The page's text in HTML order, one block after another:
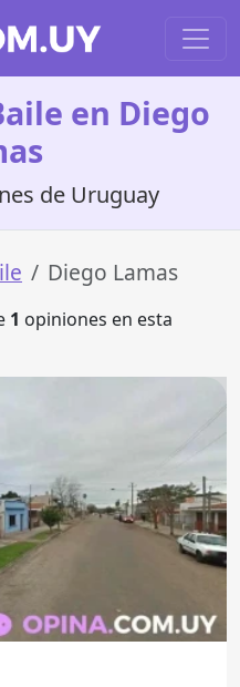
en Diego
de Uruguay
Diego Lamas
1 opiniones en esta